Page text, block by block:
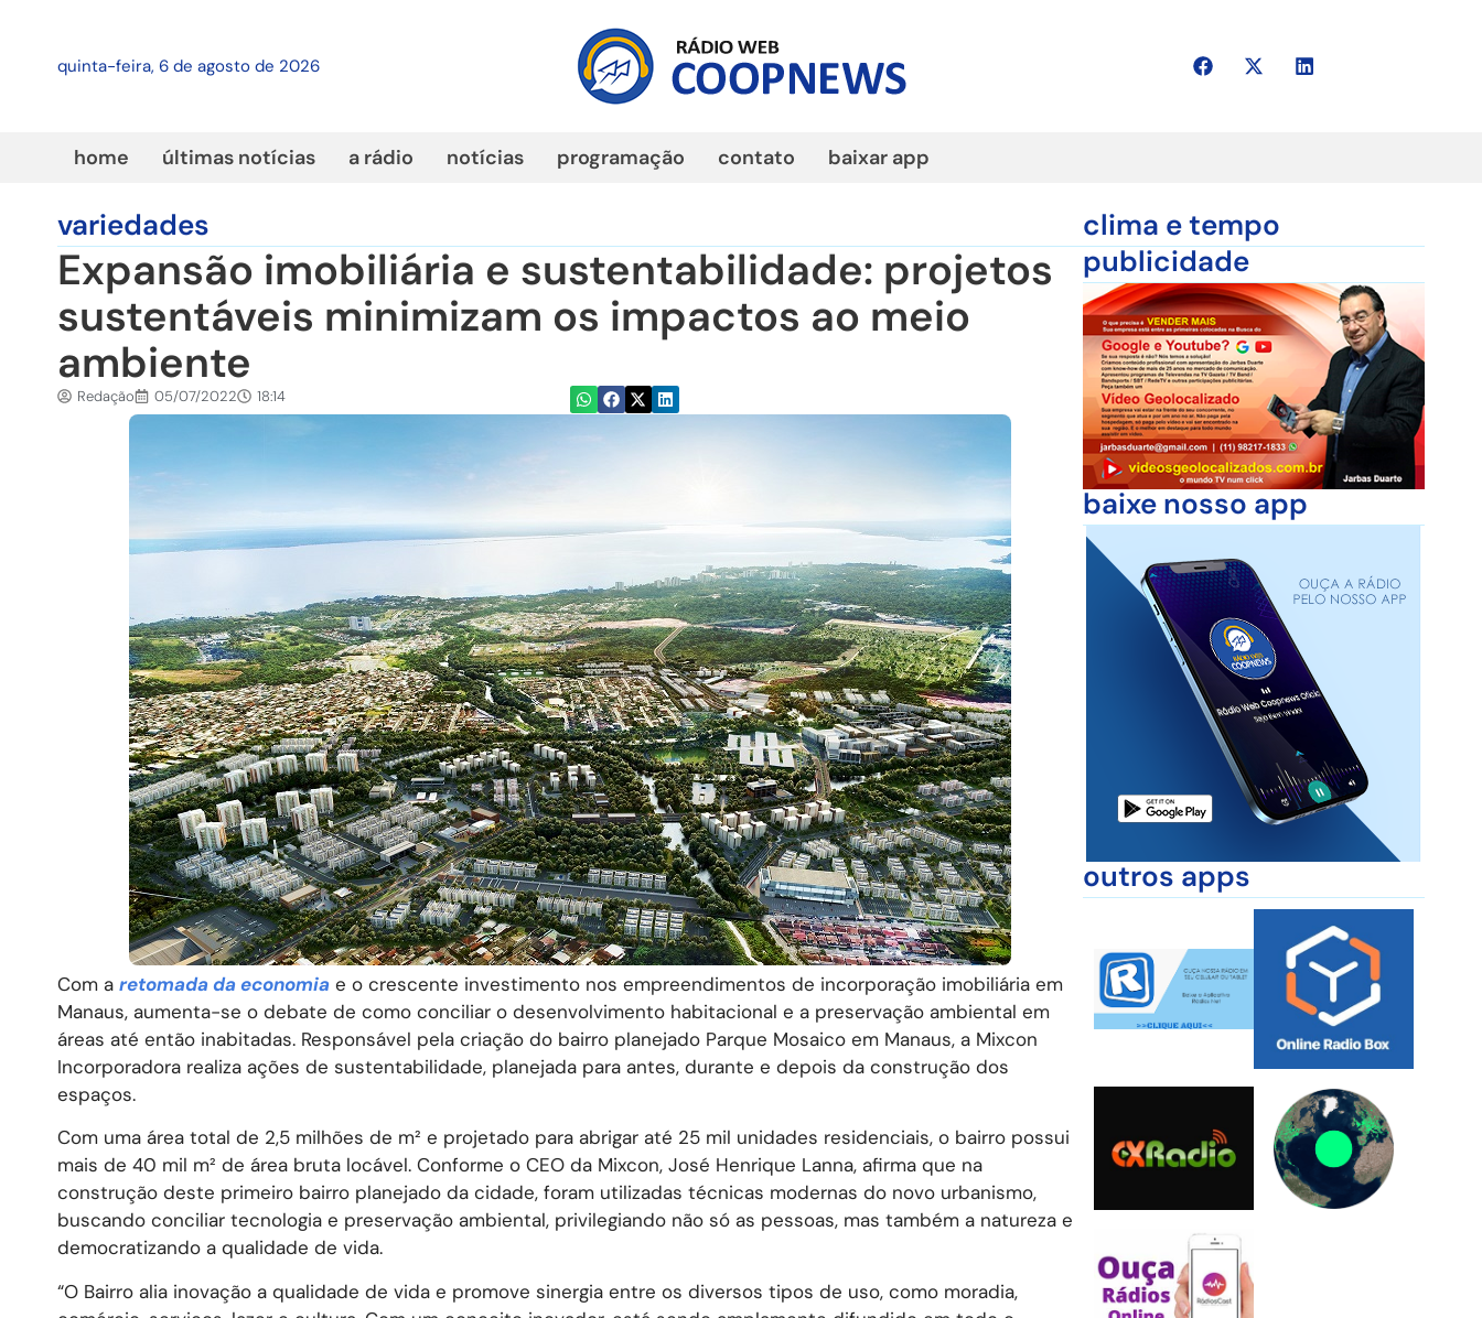
quinta-feira, 6 de agosto de 2026
home últimas notícias a rádio notícias programação contato baixar app
variedades
Expansão imobiliária e sustentabilidade: projetos
sustentáveis minimizam os impactos ao meio
ambiente
Redação 05/07/2022 18:14
Com a retomada da economia e o crescente investimento nos empreendimentos de incorporação imobiliária em
Manaus, aumenta-se o debate de como conciliar o desenvolvimento habitacional e a preservação ambiental em
áreas até então inabitadas. Responsável pela criação do bairro planejado Parque Mosaico em Manaus, a Mixcon
Incorporadora realiza ações de sustentabilidade, planejada para antes, durante e depois da construção dos
espaços.
Com uma área total de 2,5 milhões de m² e projetado para abrigar até 25 mil unidades residenciais, o bairro possui
mais de 40 mil m² de área bruta locável. Conforme o CEO da Mixcon, José Henrique Lanna, afirma que na
construção deste primeiro bairro planejado da cidade, foram utilizadas técnicas modernas do novo urbanismo,
buscando conciliar tecnologia e preservação ambiental, privilegiando não só as pessoas, mas também a natureza e
democratizando a qualidade de vida.
“O Bairro alia inovação a qualidade de vida e promove sinergia entre os diversos tipos de uso, como moradia,
clima e tempo
publicidade
baixe nosso app
outros apps